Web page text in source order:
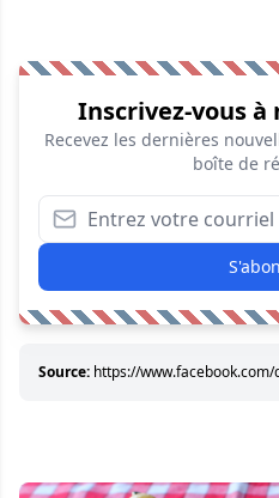
Inscrivez-vous
Recevez les dernières
boîte de
Source: https://